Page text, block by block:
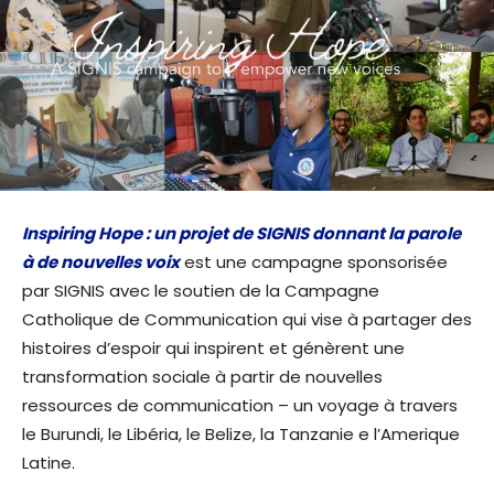
Inspiring Hope : un projet de SIGNIS donnant la parole
à de nouvelles voixest une campagne sponsorisée
par SIGNIS avec le soutien de la Campagne
Catholique de Communication qui vise à partager des
histoires d’espoir qui inspirent et génèrent une
transformation sociale à partir de nouvelles
ressources de communication – un voyage à travers
le Burundi, le Libéria, le Belize, la Tanzanie e l’Amerique
Latine.